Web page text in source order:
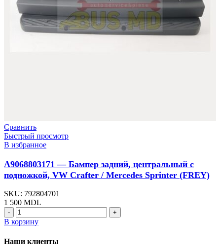
Сравнить
Быстрый просмотр
В избранное
A9068803171 — Бампер задний, центральный с
подножкой, VW Crafter / Mercedes Sprinter (FREY)
SKU: 792804701
1 500 MDL
Количество
товара
A9068803171
Бампер
В корзину
Наши клиенты